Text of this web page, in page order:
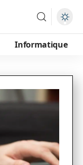
Informatique